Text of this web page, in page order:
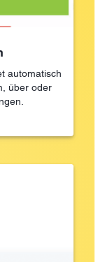
automatisch
über oder